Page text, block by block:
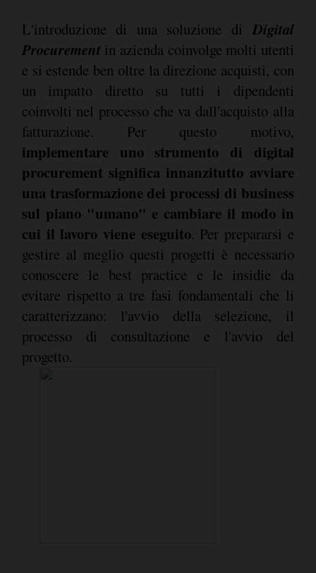
L'introduzione di una soluzione di Digital
Procurementin azienda coinvolge molti utenti
e si estende ben oltre la direzione acquisti, con
un impatto diretto su tutti i dipendenti
coinvolti nel processo che va dall'acquisto alla
fatturazione. Per questo motivo,
implementare uno strumento di digital
procurement significa innanzitutto avviare
una trasformazione dei processi di business
sul piano "umano" e cambiare il modo in
cui il lavoro viene eseguito. Per prepararsi e
gestire al meglio questi progetti è necessario
conoscere le best practice e le insidie da
evitare rispetto a tre fasi fondamentali che li
caratterizzano: l'avvio della selezione, il
processo di consultazione e l'avvio del
progetto.